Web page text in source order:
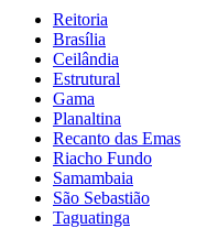
Reitoria
Brasília
Ceilândia
Estrutural
Gama
Planaltina
Recanto das Emas
Riacho Fundo
Samambaia
São Sebastião
Taguatinga